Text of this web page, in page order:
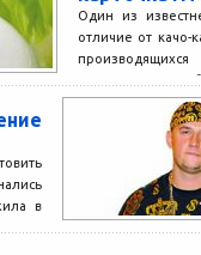
Один из
отличие от
моцарелла —
в